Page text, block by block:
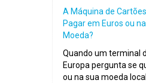
A Máquina de
Pagar em Euros ou
Moeda?
Quando um terminal
Europa pergunta se
ou na sua moeda